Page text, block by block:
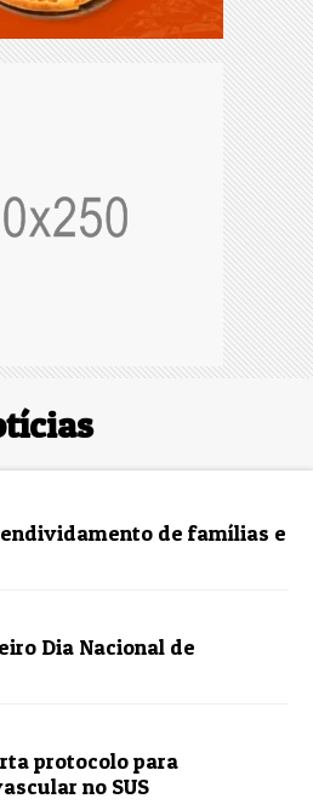
de famílias e
Dia Nacional de
protocolo para
no SUS